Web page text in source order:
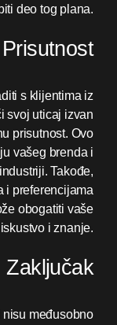
deo tog plana.
s klijentima iz
svoj uticaj izvan
prisutnost. Ovo
vašeg brenda i
Takođe,
i preferencijama
obogatiti vaše
iskustvo i znanje.
Zaključak
međusobno